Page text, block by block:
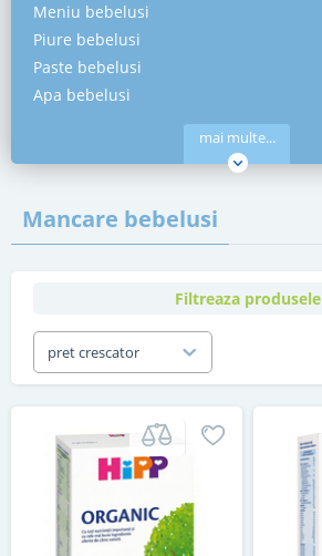
Meniu bebelusi
Piure bebelusi
Paste bebelusi
Apa bebelusi
mai multe...
Mancare bebelusi
Filtreaza produsele
pret crescator